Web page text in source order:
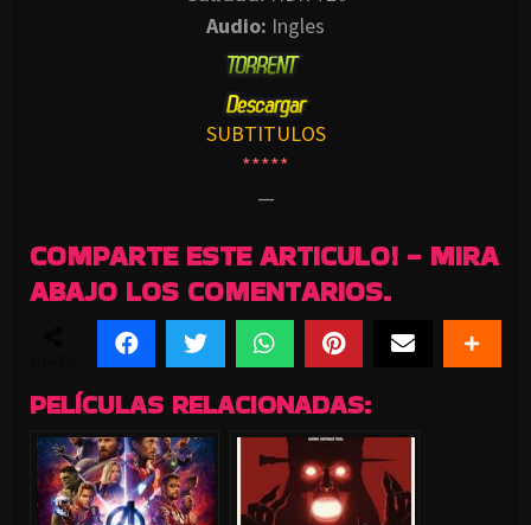
Audio: Ingles
SUBTITULOS
*****
—
COMPARTE ESTE ARTICULO! - MIRA
ABAJO LOS COMENTARIOS.
PELÍCULAS RELACIONADAS: